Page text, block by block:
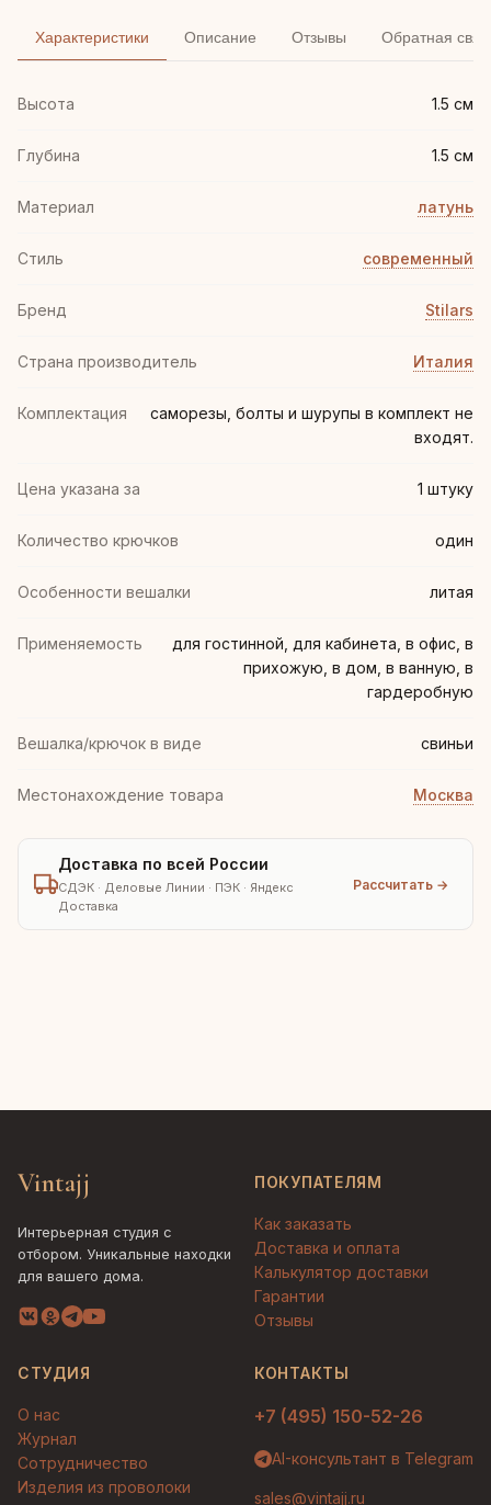
Характеристики Описание Отзывы Обратная
Высота 1.5 см
Глубина 1.5 см
Материал латунь
Стиль современный
Бренд Stilars
Страна производитель Италия
Комплектация
саморезы, болты и шурупы в комплект не
входят.
Цена указана за 1 штуку
Количество крючков один
Особенности вешалки литая
Применяемость
для гостинной, для кабинета, в офис, в
прихожую, в дом, в ванную, в
гардеробную
Вешалка/крючок в виде свиньи
Местонахождение товара Москва
Доставка по всей России
СДЭК · Деловые Линии · ПЭК · Яндекс
Доставка
Рассчитать →
Vintajj
Интерьерная студия с
отбором. Уникальные находки
для вашего дома.
ПОКУПАТЕЛЯМ
Как заказать
Доставка и оплата
Калькулятор доставки
Гарантии
Отзывы
СТУДИЯ
О нас
Журнал
Сотрудничество
Изделия из проволоки
КОНТАКТЫ
+7 (495) 150-52-26
AI-консультант в Telegram
sales@vintajj.ru